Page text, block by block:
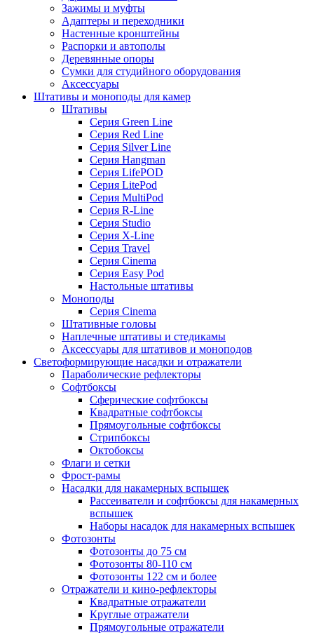
Зажимы и муфты
Адаптеры и переходники
Настенные кронштейны
Распорки и автополы
Деревянные опоры
Сумки для студийного оборудования
Аксессуары
Штативы и моноподы для камер
Штативы
Серия Green Line
Серия Red Line
Серия Silver Line
Серия Hangman
Серия LifePOD
Серия LitePod
Серия MultiPod
Серия R-Line
Серия Studio
Серия X-Line
Серия Travel
Серия Cinema
Серия Easy Pod
Настольные штативы
Моноподы
Серия Cinema
Штативные головы
Наплечные штативы и стедикамы
Аксессуары для штативов и моноподов
Светоформирующие насадки и отражатели
Параболические рефлекторы
Софтбоксы
Сферические софтбоксы
Квадратные софтбоксы
Прямоугольные софтбоксы
Стрипбоксы
Октобоксы
Флаги и сетки
Фрост-рамы
Насадки для накамерных вспышек
Рассеиватели и софтбоксы для накамерных
вспышек
Наборы насадок для накамерных вспышек
Фотозонты
Фотозонты до 75 см
Фотозонты 80-110 см
Фотозонты 122 см и более
Отражатели и кино-рефлекторы
Квадратные отражатели
Круглые отражатели
Прямоугольные отражатели